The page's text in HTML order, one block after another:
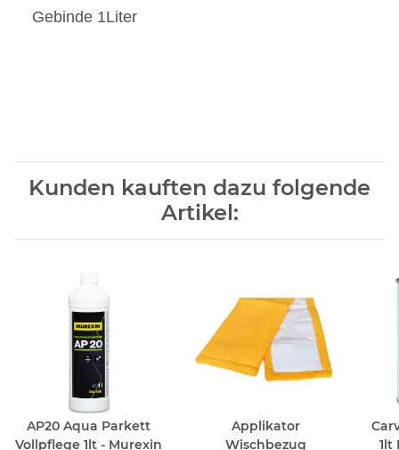
Gebinde 1Liter
Kunden kauften dazu folgende
Artikel:
AP20 Aqua Parkett
Vollpflege 1lt - Murexin
Applikator
Wischbezug
1lt